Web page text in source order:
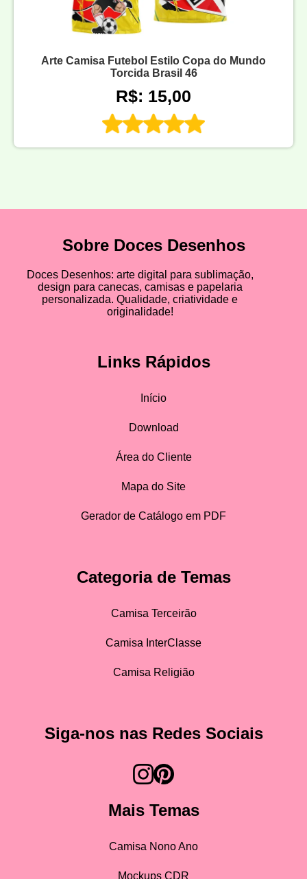
Arte Camisa Futebol Estilo Copa do Mundo
Torcida Brasil 46
R$: 15,00
Sobre Doces Desenhos
Doces Desenhos: arte digital para sublimação,
design para canecas, camisas e papelaria
personalizada. Qualidade, criatividade e
originalidade!
Links Rápidos
Início
Download
Área do Cliente
Mapa do Site
Gerador de Catálogo em PDF
Categoria de Temas
Camisa Terceirão
Camisa InterClasse
Camisa Religião
Siga-nos nas Redes Sociais
Mais Temas
Camisa Nono Ano
Mockups CDR